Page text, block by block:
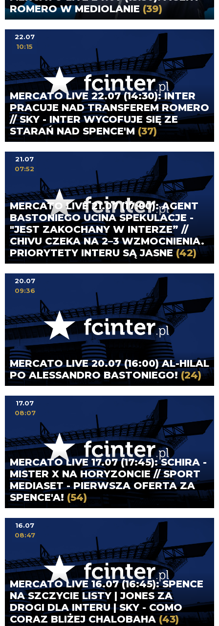
ROMERO W MEDIOLANIE (39)
MERCATO LIVE 22.07 (14:30): INTER
PRACUJE NAD TRANSFEREM ROMERO
// SKY - INTER WYCOFUJE SIĘ ZE
STARAŃ NAD SPENCE'M (37)
22.07
10:15
MERCATO LIVE 21.07 (17:00): AGENT
BASTONIEGO UCINA SPEKULACJE -
"JEST ZAKOCHANY W INTERZE” //
CHIVU CZEKA NA 2–3 WZMOCNIENIA.
PRIORYTETY INTERU SĄ JASNE(42)
21.07
07:52
MERCATO LIVE 20.07 (16:00) AL-HILAL
PO ALESSANDRO BASTONIEGO!(24)
20.07
09:36
MERCATO LIVE 17.07 (17:45): SCHIRA -
MISTER X NA HORYZONCIE // SPORT
MEDIASET - PIERWSZA OFERTA ZA
SPENCE'A! (54)
17.07
08:07
MERCATO LIVE 16.07 (16:45): SPENCE
NA SZCZYCIE LISTY | JONES ZA
DROGI DLA INTERU | SKY - COMO
CORAZ BLIŻEJ CHALOBAHA (43)
16.07
08:47